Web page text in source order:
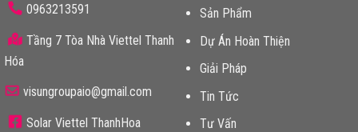
0963213591
Tầng 7 Tòa Nhà Viettel Thanh
Hóa
visungroupaio@gmail.com
Solar Viettel ThanhHoa
Sản Phẩm
Dự Án Hoàn Thiện
Giải Pháp
Tin Tức
Tư Vấn